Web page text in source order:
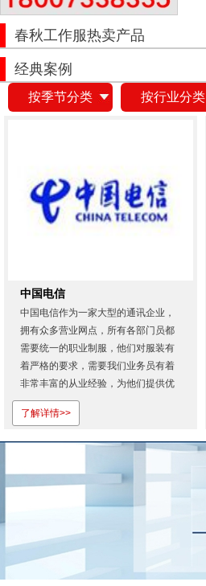
春秋工作服热卖产品
经典案例
按季节分类 按行业分类
中国电信
中国电信作为一家大型的通讯企业，
拥有众多营业网点，所有各部门员都
需要统一的职业制服，他们对服装有
着严格的要求，需要我们业务员有着
非常丰富的从业经验，为他们提供优
质的服务。从首次合作，我们就展现
出专业的服务态度和过硬的产品质
可才会一如既往地相信我们！株洲雅
利服饰有限公司是湖南省专业定做工
作...
了解详情>>